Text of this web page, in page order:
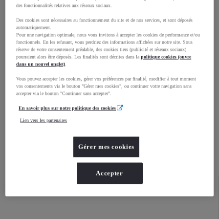
:
des fonctionnalités relatives aux réseaux sociaux.
Des cookies sont nécessaires au fonctionnement du site et de nos services, et sont déposés
automatiquement.
Pour une navigation optimale, nous vous invitons à accepter les cookies de performance et/ou
fonctionnels. En les refusant, vous perdriez des informations affichées sur notre site. Sous
réserve de votre consentement préalable, des cookies tiers (publicité et réseaux sociaux)
pourraient alors être déposés. Les finalités sont décrites dans lapolitique cookies (ouvre
dans un nouvel onglet).
Vous pouvez accepter les cookies, gérer vos préférences par finalité, modifier à tout moment
vos consentements via le bouton "Gérer mes cookies", ou continuer votre navigation sans
accepter via le bouton "Continuer sans accepter".
En savoir plus sur notre politique des cookies
Lien vers les partenaires
Gérer mes cookies
Accepter